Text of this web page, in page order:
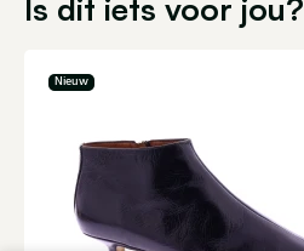
Is dit iets voor jou?
Nieuw